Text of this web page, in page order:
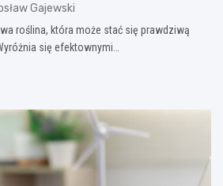
Gajewski
roślina, która może stać się prawdziwą
się efektownymi…